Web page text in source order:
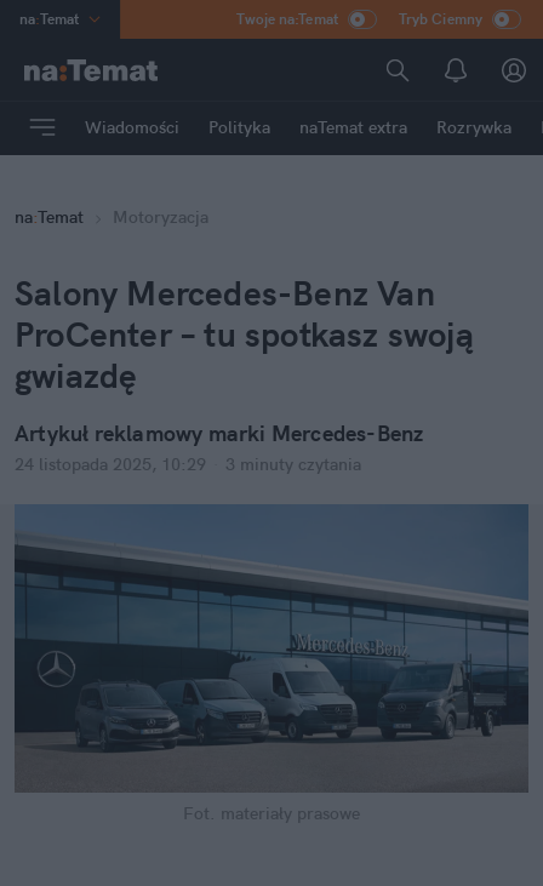
na:Temat
Poland
mama
Rozrywka
Twoje na:Temat Tryb Ciemny
Wiadomości Polityka naTemat extra Rozrywka
na:Temat Motoryzacja
Salony Mercedes-Benz Van
ProCenter – tu spotkasz swoją
gwiazdę
Artykuł reklamowy marki Mercedes-Benz
24 listopada 2025, 10:29 3 minuty czytania
Fot. materiały prasowe